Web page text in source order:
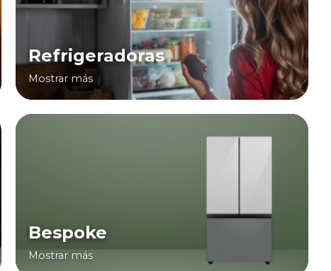
Refrigeradoras
Mostrar más
Bespoke
Mostrar más